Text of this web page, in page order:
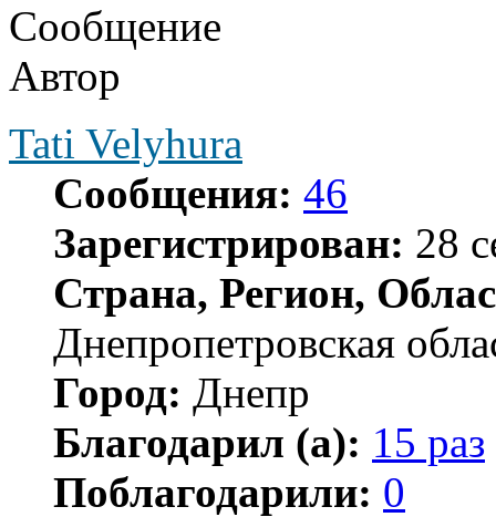
Сообщение
Автор
Tati Velyhura
Сообщения: 46
Зарегистрирован: 28
Страна, Регион,
Днепропетровская
Город: Днепр
Благодарил (а): 15 раз
Поблагодарили: 0